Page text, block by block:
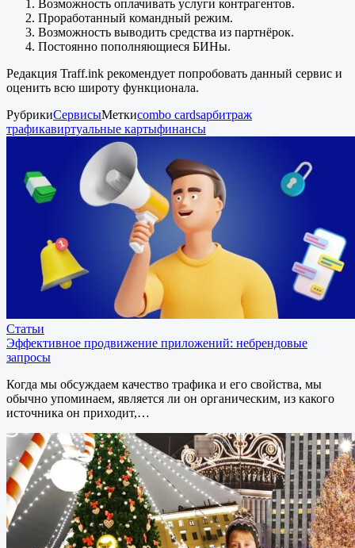
Возможность оплачивать услуги контрагентов.
Проработанный командный режим.
Возможность выводить средства из партнёрок.
Постоянно пополняющиеся БИНы.
Редакция Traff.ink рекомендует попробовать данный сервис и
оценить всю широту функционала.
РубрикиСервисыМеткиcombo cardsарбитраж
трафикавиртуальные картыфинансы
Статьи
Эффективное продвижение приложений: небрендовые
запросы
Когда мы обсуждаем качество трафика и его свойства, мы
обычно упоминаем, является ли он органическим, из какого
источника он приходит,…